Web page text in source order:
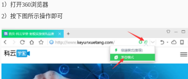
1）打开360浏览器
2）按下图所示操作即可